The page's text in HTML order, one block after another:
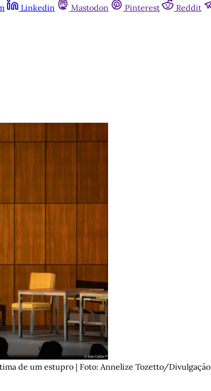
Linkedin Mastodon Pinterest Reddit
de um estupro | Foto: Annelize Tozetto/Divulgação